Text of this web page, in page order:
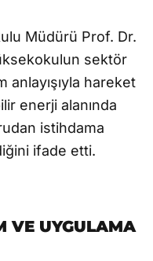
Müdürü Prof. Dr.
sektör
anlayışıyla hareket
enerji alanında
istihdama
ifade etti.
VE UYGULAMA